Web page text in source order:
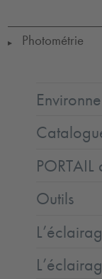
to
+25
▶ Photométrie
Outils